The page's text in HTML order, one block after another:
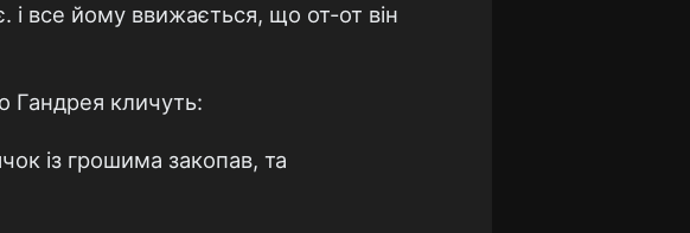
все йому ввижається, що от-от він
Гандрея кличуть:
із грошима закопав, та